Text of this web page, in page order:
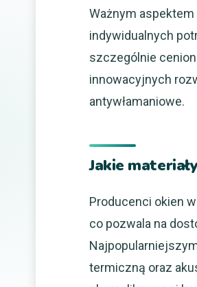
Ważnym
indywidualnych
szczególnie
innowacyjnych
antywłamaniowe.
Jakie
Producenci okien
co pozwala na
termiczną oraz